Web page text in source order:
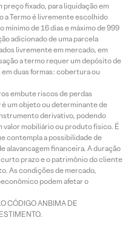
preço fixado, para liquidação em
a Termo é livremente escolhido
de 16 dias e máximo de 999
adicionado de uma parcela
livremente em mercado, em
a termo requer um depósito de
duas formas: cobertura ou
embute riscos de perdas
um objeto ou determinante de
derivativo, podendo
valor mobiliário ou produto físico. É
contempla a possibilidade de
alavancagem financeira. A duração
prazo e o patrimônio do cliente
As condições de mercado,
podem afetar o
CÓDIGO ANBIMA DE